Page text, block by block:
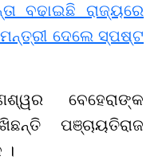
ବଢାଇଛି ରାଜ୍ୟରେ
ମନ୍ତ୍ରୀ ଦେଲେ ସ୍ପଷ୍ଟ
ବେହେରାଙ୍କ
ପଞ୍ଚାୟତିରାଜ
।